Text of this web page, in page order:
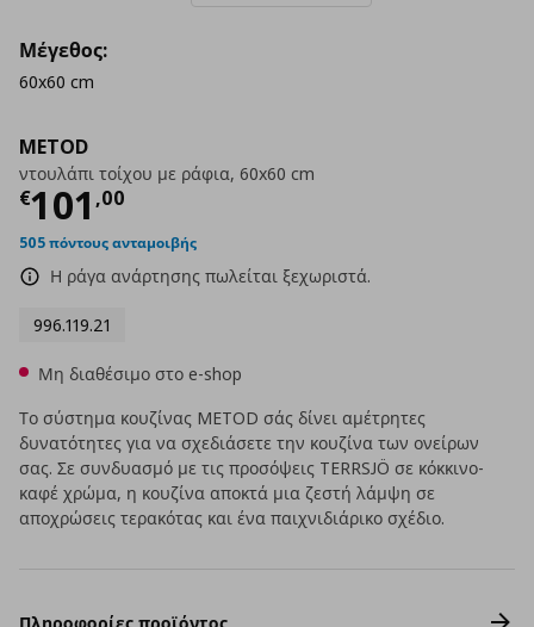
METOD
ντουλάπι τοίχου με ράφια, 60x60 cm
€101 ,00
Τρέχουσα τιμή
505 πόντους ανταμοιβής
Η ράγα ανάρτησης πωλείται ξεχωριστά.
996.119.21
Μέγεθος:
60x60 cm
Μη διαθέσιμο στο e-shop
Το σύστημα κουζίνας METOD σάς δίνει αμέτρητες
δυνατότητες για να σχεδιάσετε την κουζίνα των ονείρων
σας. Σε συνδυασμό με τις προσόψεις TERRSJÖ σε κόκκινο-
καφέ χρώμα, η κουζίνα αποκτά μια ζεστή λάμψη σε
αποχρώσεις τερακότας και ένα παιχνιδιάρικο σχέδιο.
Πληροφορίες προϊόντος